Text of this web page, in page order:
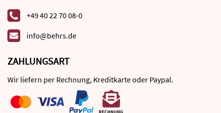
+49 40 22 70 08-0
info@behrs.de
ZAHLUNGSART
Wir liefern per Rechnung, Kreditkarte oder Paypal.